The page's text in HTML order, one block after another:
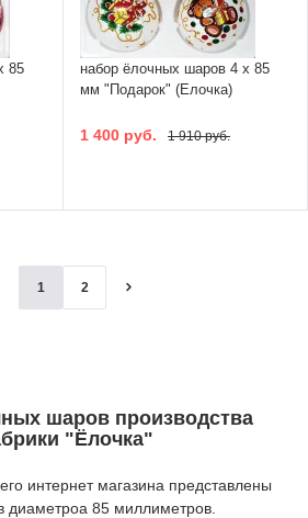
85
набор ёлочных шаров 4 х 85
мм "Подарок" (Елочка)
1 400 руб. 1 910 руб.
1 2
шаров производства
"Ёлочка"
интернет магазина представлены
85 миллиметров.